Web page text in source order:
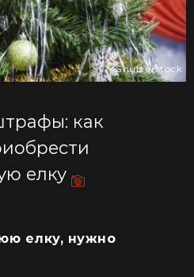
как
елку
Shutterstock
елку, нужно